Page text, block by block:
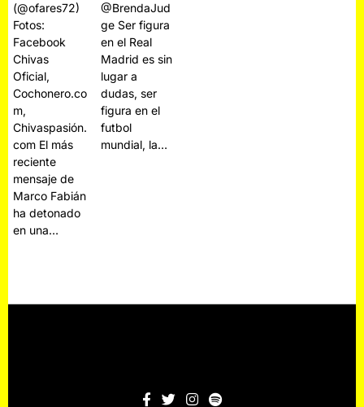
(@ofares72)
Fotos:
Facebook
Chivas
Oficial,
Cochonero.co
m,
Chivaspasión.
com El más
reciente
mensaje de
Marco Fabián
ha detonado
en una…
@BrendaJud
ge Ser figura
en el Real
Madrid es sin
lugar a
dudas, ser
figura en el
futbol
mundial, la…